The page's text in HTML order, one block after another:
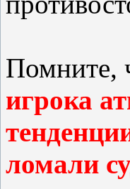
Помните,
игрока
ломали